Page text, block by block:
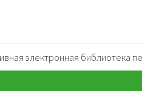
электронная библиотека